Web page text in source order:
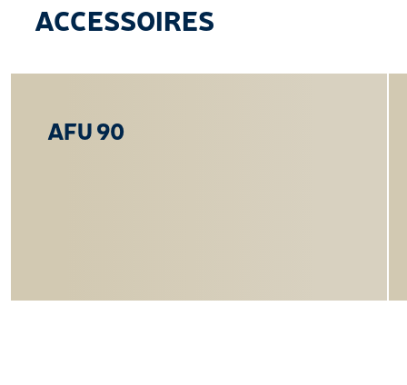
ACCESSOIRES
AFU 90